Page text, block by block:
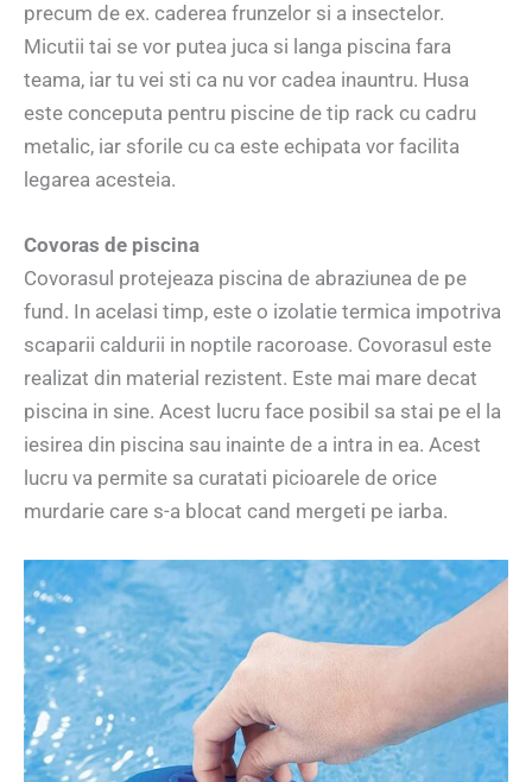
precum de ex. caderea frunzelor si a insectelor.
Micutii tai se vor putea juca si langa piscina fara
teama, iar tu vei sti ca nu vor cadea inauntru. Husa
este conceputa pentru piscine de tip rack cu cadru
metalic, iar sforile cu ca este echipata vor facilita
legarea acesteia.
Covoras de piscina
Covorasul protejeaza piscina de abraziunea de pe
fund. In acelasi timp, este o izolatie termica impotriva
scaparii caldurii in noptile racoroase. Covorasul este
realizat din material rezistent. Este mai mare decat
piscina in sine. Acest lucru face posibil sa stai pe el la
iesirea din piscina sau inainte de a intra in ea. Acest
lucru va permite sa curatati picioarele de orice
murdarie care s-a blocat cand mergeti pe iarba.